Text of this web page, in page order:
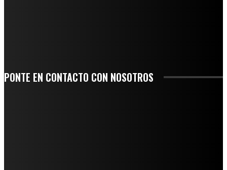
PONTE EN CONTACTO CON NOSOTROS